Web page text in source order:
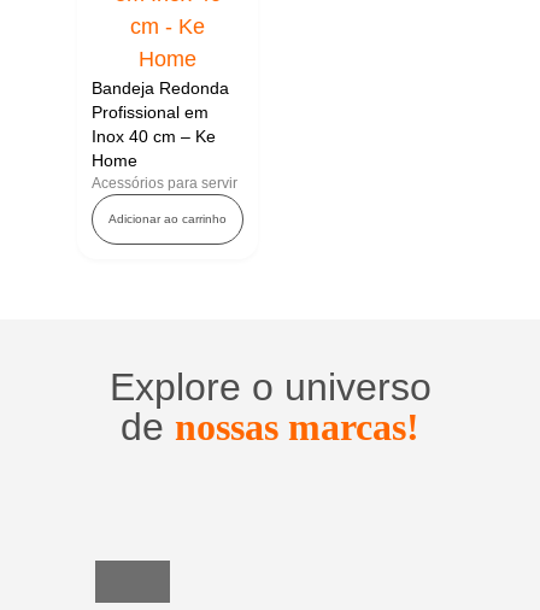
Bandeja Redonda
Profissional em
Inox 40 cm – Ke
Home
Acessórios para servir
Adicionar ao carrinho
Explore o universo
de nossas marcas!